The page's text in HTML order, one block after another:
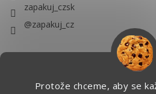
Protože chceme, aby se
zapakuj_czsk
@zapakuj_cz